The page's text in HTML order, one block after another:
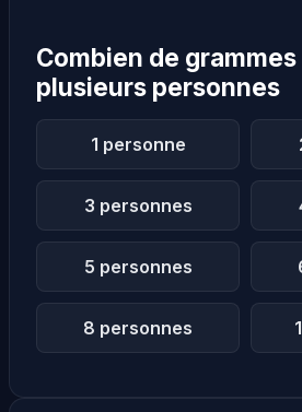
Combien de
plusieurs personnes
1 personne
3 personnes
5 personnes
8 personnes